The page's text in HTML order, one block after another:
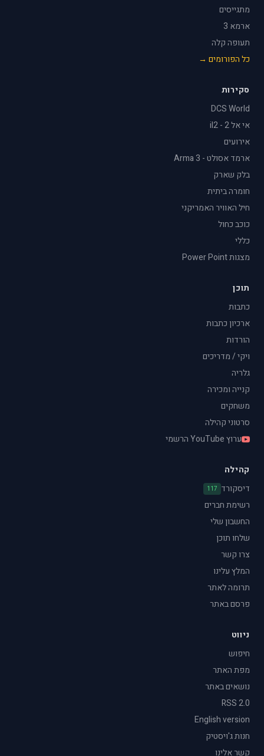
מתגייסים
ארמא 3
תעופה קלה
כל הפורומים →
סקירות
DCS World
אי אל 2 - il2
אירועים
ארמד אסולט - Arma 3
בלק שארק
חומרה ביתית
חיל האוויר האמריקני
כוכב כחול
כללי
מצגות Power Point
תוכן
כתבות
ארכיון כתבות
הורדות
ויקי / מדריכים
גלריה
קנייה ומכירה
משחקים
סרטוני קהילה
ערוץ YouTube הרשמי
קהילה
דיסקורד 117
רשימת חברים
החשבון שלי
שלחו תוכן
צרו קשר
המלץ עלינו
תרומה לאתר
פרסם באתר
ניווט
חיפוש
מפת האתר
נושאים באתר
RSS 2.0
English version
חנות ג'ויסטיק
קשר אלינו